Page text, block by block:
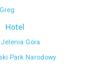
Greg
Hotel
Jelenia Góra
Park Narodowy